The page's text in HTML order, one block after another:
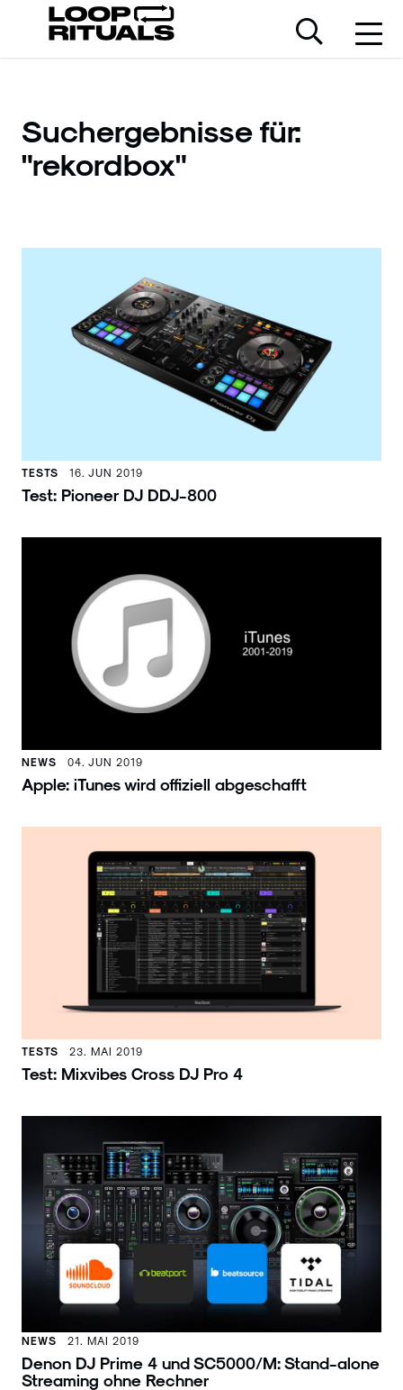
Suchergebnisse für:
"rekordbox"
TESTS 16. JUN 2019
Test: Pioneer DJ DDJ-800
NEWS 04. JUN 2019
Apple: iTunes wird offiziell abgeschafft
TESTS 23. MAI 2019
Test: Mixvibes Cross DJ Pro 4
NEWS 21. MAI 2019
Denon DJ Prime 4 und SC5000/M: Stand-alone
Streaming ohne Rechner